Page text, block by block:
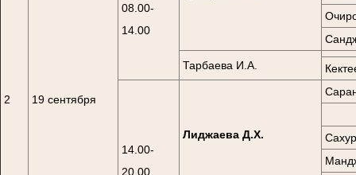
2 19 сентября
08.00-
14.00
Тарбаева И.А.
14.00-
20.00
Лиджаева Д.Х.